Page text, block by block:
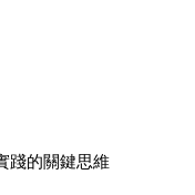
踐的關鍵思維